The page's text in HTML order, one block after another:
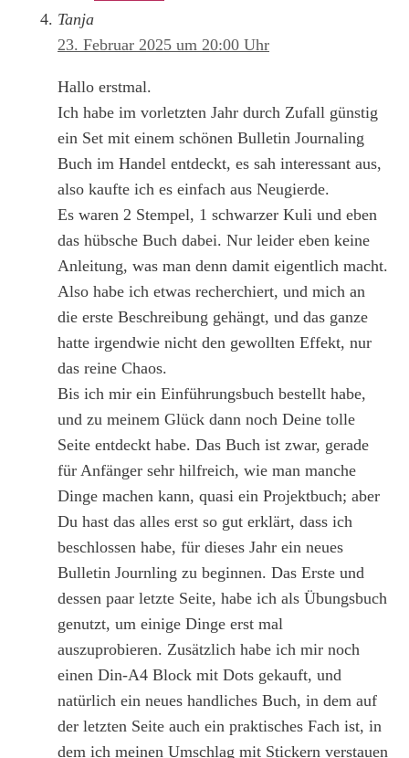
Tanja
23. Februar 2025 um 20:00 Uhr
Hallo erstmal.
Ich habe im vorletzten Jahr durch Zufall günstig
ein Set mit einem schönen Bulletin Journaling
Buch im Handel entdeckt, es sah interessant aus,
also kaufte ich es einfach aus Neugierde.
Es waren 2 Stempel, 1 schwarzer Kuli und eben
das hübsche Buch dabei. Nur leider eben keine
Anleitung, was man denn damit eigentlich macht.
Also habe ich etwas recherchiert, und mich an
die erste Beschreibung gehängt, und das ganze
hatte irgendwie nicht den gewollten Effekt, nur
das reine Chaos.
Bis ich mir ein Einführungsbuch bestellt habe,
und zu meinem Glück dann noch Deine tolle
Seite entdeckt habe. Das Buch ist zwar, gerade
für Anfänger sehr hilfreich, wie man manche
Dinge machen kann, quasi ein Projektbuch; aber
Du hast das alles erst so gut erklärt, dass ich
beschlossen habe, für dieses Jahr ein neues
Bulletin Journling zu beginnen. Das Erste und
dessen paar letzte Seite, habe ich als Übungsbuch
genutzt, um einige Dinge erst mal
auszuprobieren. Zusätzlich habe ich mir noch
einen Din-A4 Block mit Dots gekauft, und
natürlich ein neues handliches Buch, in dem auf
der letzten Seite auch ein praktisches Fach ist, in
dem ich meinen Umschlag mit Stickern verstauen